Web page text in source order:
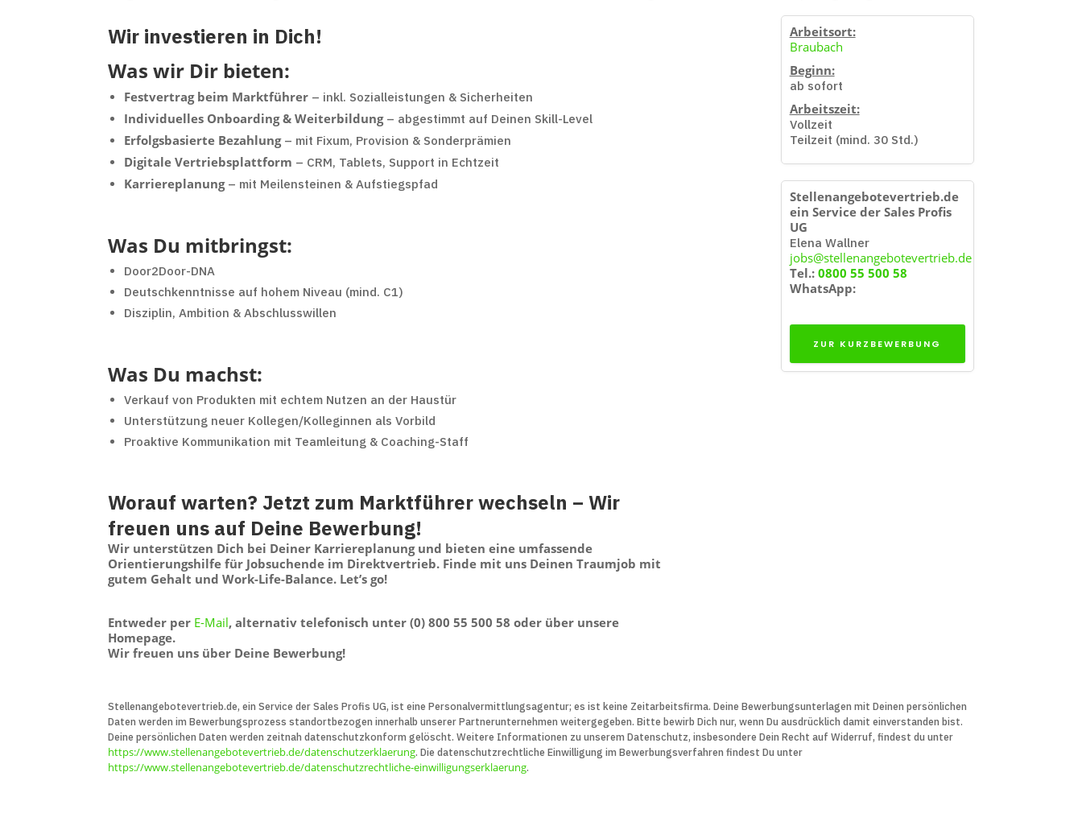
Wir investieren in Dich!
Was wir Dir bieten:
Festvertrag beim Marktführer – inkl. Sozialleistungen & Sicherheiten
Individuelles Onboarding & Weiterbildung– abgestimmt auf Deinen Skill-Level
Erfolgsbasierte Bezahlung– mit Fixum, Provision & Sonderprämien
Digitale Vertriebsplattform – CRM, Tablets, Support in Echtzeit
Karriereplanung– mit Meilensteinen & Aufstiegspfad
Was Du mitbringst:
Door2Door-DNA
Deutschkenntnisse auf hohem Niveau (mind. C1)
Disziplin, Ambition & Abschlusswillen
Was Du machst:
Verkauf von Produkten mit echtem Nutzen an der Haustür
Unterstützung neuer Kollegen/Kolleginnen als Vorbild
Proaktive Kommunikation mit Teamleitung & Coaching-Staff
Worauf warten? Jetzt zum Marktführer wechseln – Wir
freuen uns auf Deine Bewerbung!
Wir unterstützen Dich bei Deiner Karriereplanung und bieten eine umfassende
Orientierungshilfe für Jobsuchende im Direktvertrieb. Finde mit uns Deinen Traumjob mit
gutem Gehalt und Work-Life-Balance. Let’s go!
Entweder per E-Mail, alternativ telefonisch unter (0) 800 55 500 58 oder über unsere
Homepage.
Wir freuen uns über Deine Bewerbung!
Arbeitsort:
Braubach
Beginn:
ab sofort
Arbeitszeit:
Vollzeit
Teilzeit (mind. 30 Std.)
Stellenangebotevertrieb.de
ein Service der Sales Profis
UG
Elena Wallner
jobs@stellenangebotevertrieb.de
Tel.: 0800 55 500 58
WhatsApp:
ZUR KURZBEWERBUNG
Stellenangebotevertrieb.de, ein Service der Sales Profis UG, ist eine Personal­vermittlungs­agentur; es ist keine Zeit­arbeits­firma. Deine Bewerbungs­unter­lagen mit Deinen persön­lichen
Daten werden im Bewerbungs­prozess standort­bezogen innerhalb unserer Partner­unter­nehmen weiter­gegeben. Bitte bewirb Dich nur, wenn Du aus­drücklich damit ein­verstanden bist.
Deine persön­lichen Daten werden zeitnah daten­schutz­konform gelöscht. Weitere Infor­ma­tionen zu unserem Daten­schutz, insbe­sondere Dein Recht auf Widerruf, findest du unter
https://www.stellenangebotevertrieb.de/datenschutzerklaerung. Die daten­schutz­recht­liche Ein­willigung im Bewerbungs­verfahren findest Du unter
https://www.stellenangebotevertrieb.de/datenschutzrechtliche-einwilligungserklaerung.